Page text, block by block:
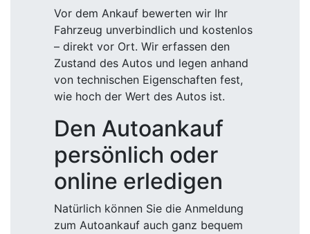
Vor dem Ankauf bewerten wir Ihr
Fahrzeug unverbindlich und kostenlos
– direkt vor Ort. Wir erfassen den
Zustand des Autos und legen anhand
von technischen Eigenschaften fest,
wie hoch der Wert des Autos ist.
Den Autoankauf
persönlich oder
online erledigen
Natürlich können Sie die Anmeldung
zum Autoankauf auch ganz bequem